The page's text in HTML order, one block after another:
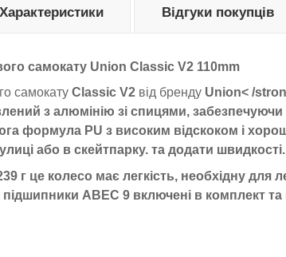
самокату Union Classic V2 110mm
самокату Classic V2 від бренду Union< /
з алюмінію зі спицями,
формула PU з високим відскоком і
або в скейтпарку. та додати швидкості.
г це колесо має легкість, необхідну для
підшипники ABEC 9 включені в комплект
Характеристики Відгуки покупців